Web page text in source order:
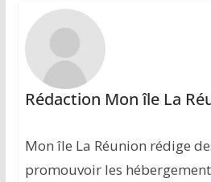
Rédaction Mon île La
Mon île La Réunion rédige
promouvoir les